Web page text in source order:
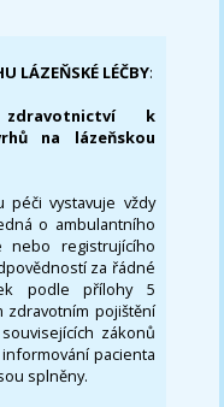
LÁZEŇSKÉ LÉČBY:
k
na lázeňskou
péči vystavuje vždy
o ambulantního
nebo registrujícího
za řádné
podle přílohy 5
zdravotním pojištění
zákonů
informování pacienta
splněny.